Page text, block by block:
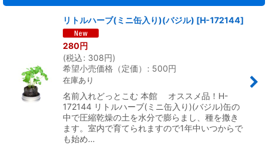
リトルハーブ(ミニ缶入り)(バジル) [H-172144]
280円
(税込: 308円)
希望小売価格（定価）
: 500円
在庫あり
名前入れどっとこむ 本館 オススメ品！H-
172144 リトルハーブ(ミニ缶入り)(バジル)缶の
中で圧縮乾燥の土を水分で膨らまし、種を撒き
ます。室内で育てられますので1年中いつからで
も始め…